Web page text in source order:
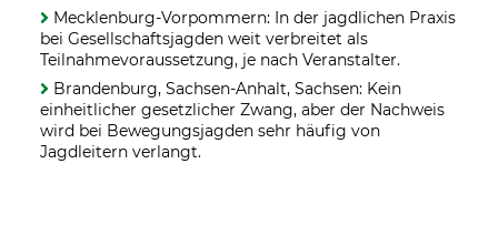
Mecklenburg-Vorpommern: In der jagdlichen Praxis
bei Gesellschaftsjagden weit verbreitet als
Teilnahmevoraussetzung, je nach Veranstalter.
Brandenburg, Sachsen-Anhalt, Sachsen: Kein
einheitlicher gesetzlicher Zwang, aber der Nachweis
wird bei Bewegungsjagden sehr häufig von
Jagdleitern verlangt.